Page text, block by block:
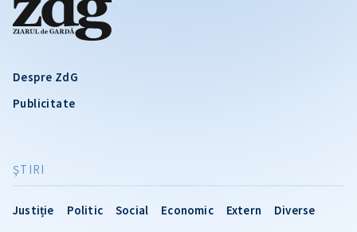
Despre ZdG
Publicitate
ŞTIRI
Justiție Politic Social Economic Extern Diverse